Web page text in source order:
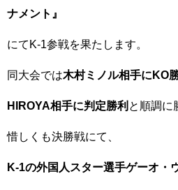
ナメント』
にてK-1参戦を果たします。
同大会では木村ミノル相手にKO
HIROYA相手に判定勝利 と順調に
惜しくも決勝戦にて、
K-1の外国人スター選手ゲーオ・